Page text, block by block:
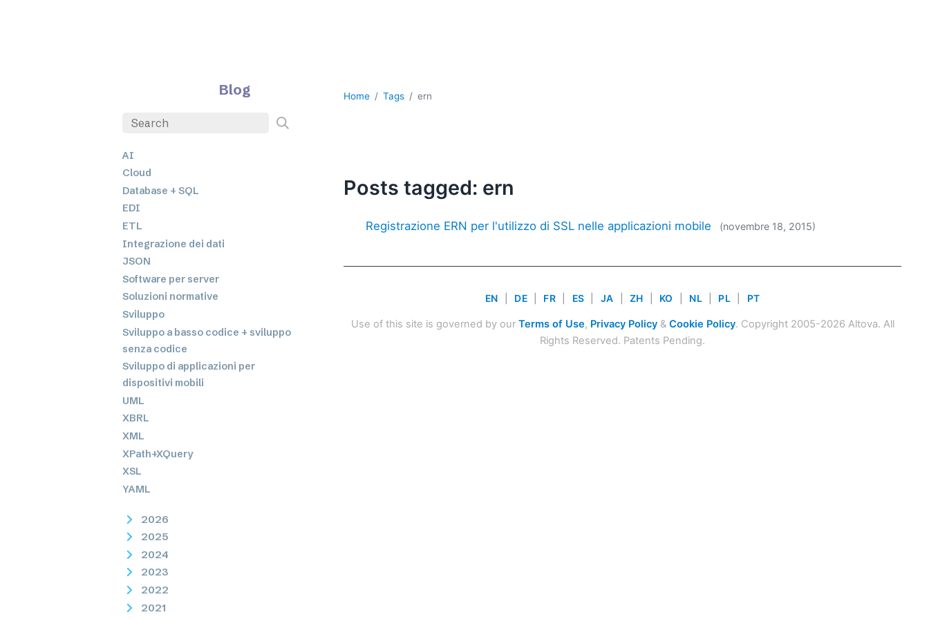
Blog
AI
Cloud
Database + SQL
EDI
ETL
Integrazione dei dati
JSON
Software per server
Soluzioni normative
Sviluppo
Sviluppo a basso codice + sviluppo
senza codice
Sviluppo di applicazioni per
dispositivi mobili
UML
XBRL
XML
XPath+XQuery
XSL
YAML
2026
2025
2024
2023
2022
2021
Home Tags ern
Posts tagged: ern
Registrazione ERN per l'utilizzo di SSL nelle applicazioni mobile (novembre 18, 2015)
EN DE FR ES JA ZH KO NL PL PT
Use of this site is governed by our Terms of Use, Privacy Policy& Cookie Policy. Copyright 2005-2026 Altova. All
Rights Reserved. Patents Pending.